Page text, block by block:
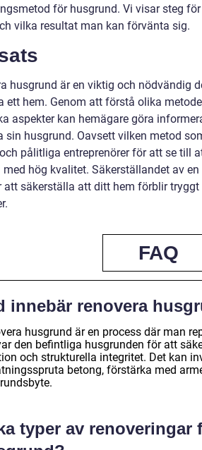
för husgrund. Vi visar steg
vilka resultat man kan förvänta sig.
husgrund är en viktig och nödvändig
ett hem. Genom att förstå olika
aspekter kan hemägare göra
sin husgrund. Oavsett vilken metod
pålitliga entreprenörer för att se till
hög kvalitet. Säkerställandet av
att säkerställa att ditt hem förblir
FAQ
innebär renovera
husgrund är en process där man
den befintliga husgrunden för att
och strukturella integritet. Det kan
betong, förstärka med
typer av renoveringar